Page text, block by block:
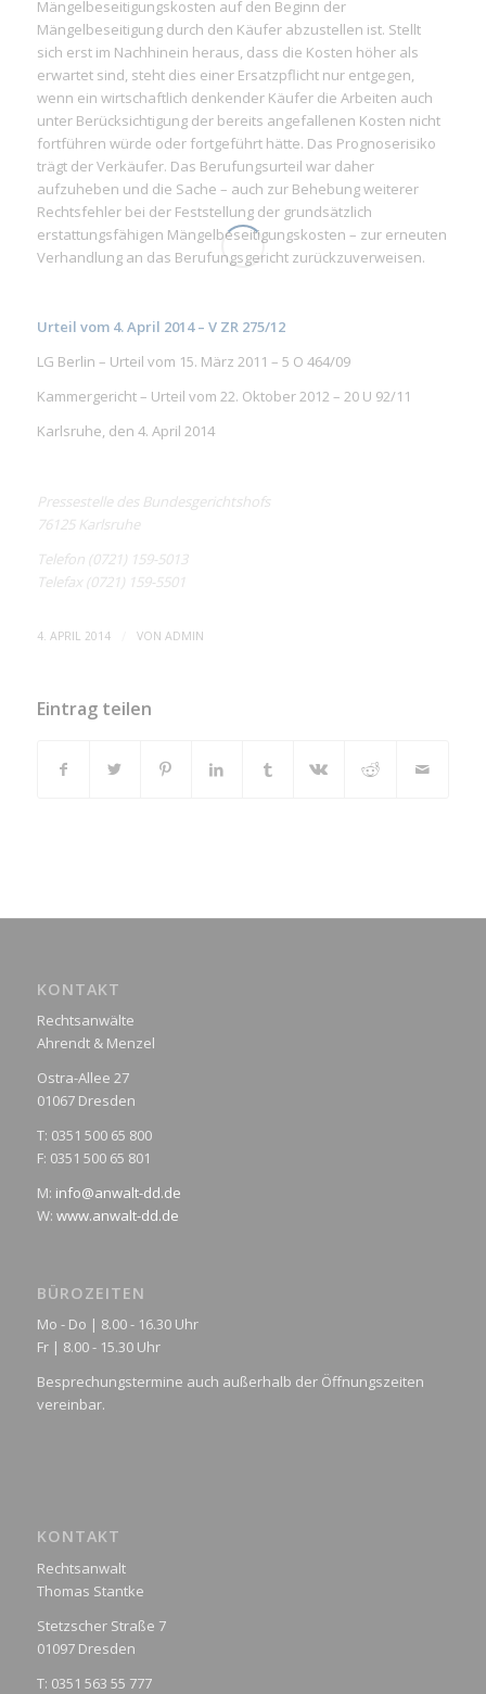
Mängelbeseitigungskosten auf den Beginn der
Mängelbeseitigung durch den Käufer abzustellen ist. Stellt
sich erst im Nachhinein heraus, dass die Kosten höher als
erwartet sind, steht dies einer Ersatzpflicht nur entgegen,
wenn ein wirtschaftlich denkender Käufer die Arbeiten auch
unter Berücksichtigung der bereits angefallenen Kosten nicht
fortführen würde oder fortgeführt hätte. Das Prognoserisiko
trägt der Verkäufer. Das Berufungsurteil war daher
aufzuheben und die Sache – auch zur Behebung weiterer
Rechtsfehler bei der Feststellung der grundsätzlich
erstattungsfähigen Mängelbeseitigungskosten – zur erneuten
Verhandlung an das Berufungsgericht zurückzuverweisen.
Urteil vom 4. April 2014 – V ZR 275/12
LG Berlin – Urteil vom 15. März 2011 – 5 O 464/09
Kammergericht – Urteil vom 22. Oktober 2012 – 20 U 92/11
Karlsruhe, den 4. April 2014
Pressestelle des Bundesgerichtshofs
76125 Karlsruhe
Telefon (0721) 159-5013
Telefax (0721) 159-5501
4. APRIL 2014 VON ADMIN
Eintrag teilen
KONTAKT
Rechtsanwälte
Ahrendt & Menzel
Ostra-Allee 27
01067 Dresden
T: 0351 500 65 800
F: 0351 500 65 801
M: info@anwalt-dd.de
W: www.anwalt-dd.de
BÜROZEITEN
Mo - Do | 8.00 - 16.30 Uhr
Fr | 8.00 - 15.30 Uhr
Besprechungstermine auch außerhalb der Öffnungszeiten
vereinbar.
KONTAKT
Rechtsanwalt
Thomas Stantke
Stetzscher Straße 7
01097 Dresden
T: 0351 563 55 777